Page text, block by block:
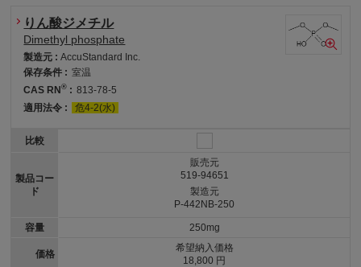
りん酸ジメチル
Dimethyl phosphate
製造元 :AccuStandard Inc.
保存条件 : 室温
CAS RN® : 813-78-5
適用法令 :
危4-2(水)
比較
製品コー
ド
容量
価格
販売元
519-94651
製造元
P-442NB-250
250mg
希望納入価格
18,800 円